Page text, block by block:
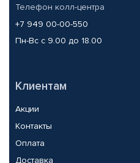
Телефон колл-центра
+7 949 00-00-550
Пн-Вс с 9.00 до 18.00
Клиентам
Акции
Контакты
Оплата
Доставка